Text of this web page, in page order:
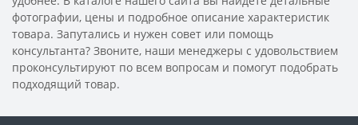
фотографии, цены и подробное описание характеристик
товара. Запутались и нужен совет или помощь
консультанта? Звоните, наши менеджеры с удовольствием
проконсультируют по всем вопросам и помогут подобрать
подходящий товар.